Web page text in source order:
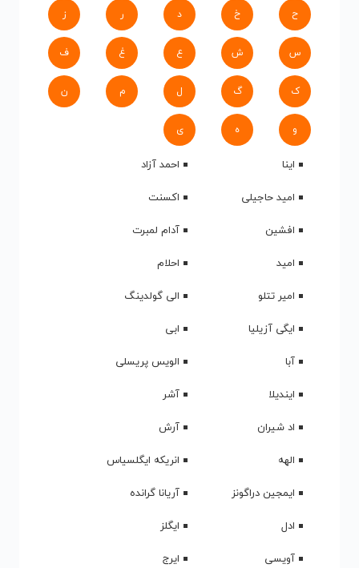
ح خ د ر ز
س ش ع غ ف
ک گ ل م ن
و ه ی
اینا
احمد آزاد
امید حاجیلی
اکسنت
افشین
آدام لمبرت
امید
احلام
امیر تتلو
الی گولدینگ
ایگی آزیلیا
ابی
آبا
الویس پریسلی
ایندیلا
آشر
اد شیران
آرش
الهه
انریکه ایگلسیاس
ایمجین دراگونز
آریانا گرانده
ادل
ایگلز
آویسی
ایرج